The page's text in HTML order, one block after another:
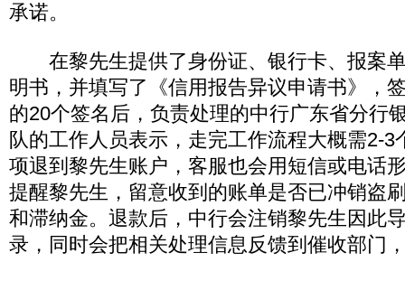
承诺。
在黎先生提供了身份证、银行卡、报案
明书，并填写了《信用报告异议申请书》，
的20个签名后，负责处理的中行广东省分行
队的工作人员表示，走完工作流程大概需2-3
项退到黎先生账户，客服也会用短信或电话
提醒黎先生，留意收到的账单是否已冲销盗
和滞纳金。退款后，中行会注销黎先生因此
录，同时会把相关处理信息反馈到催收部门